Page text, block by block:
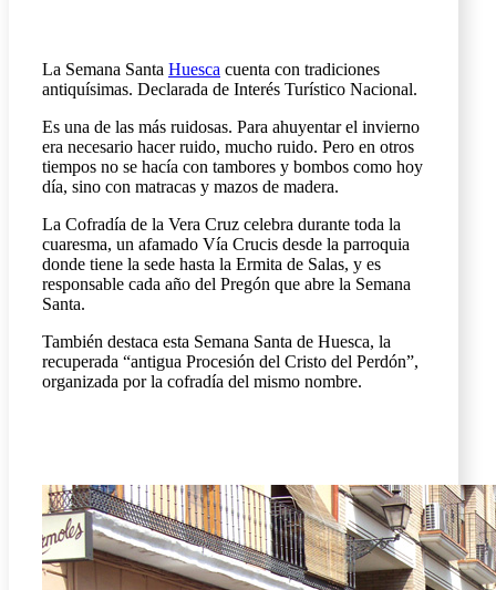
La Semana Santa Huesca cuenta con tradiciones
antiquísimas. Declarada de Interés Turístico Nacional.
Es una de las más ruidosas. Para ahuyentar el invierno
era necesario hacer ruido, mucho ruido. Pero en otros
tiempos no se hacía con tambores y bombos como hoy
día, sino con matracas y mazos de madera.
La Cofradía de la Vera Cruz celebra durante toda la
cuaresma, un afamado Vía Crucis desde la parroquia
donde tiene la sede hasta la Ermita de Salas, y es
responsable cada año del Pregón que abre la Semana
Santa.
También destaca esta Semana Santa de Huesca, la
recuperada “antigua Procesión del Cristo del Perdón”,
organizada por la cofradía del mismo nombre.